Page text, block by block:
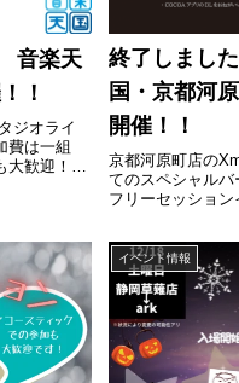
音楽天
！
ジオライ
費は一組
歓迎！ソ
終了しまし
国・京都河
開催！！
京都河原町店の
てのスペシャルバ
フリーセッショ
のスー...
イベント情報